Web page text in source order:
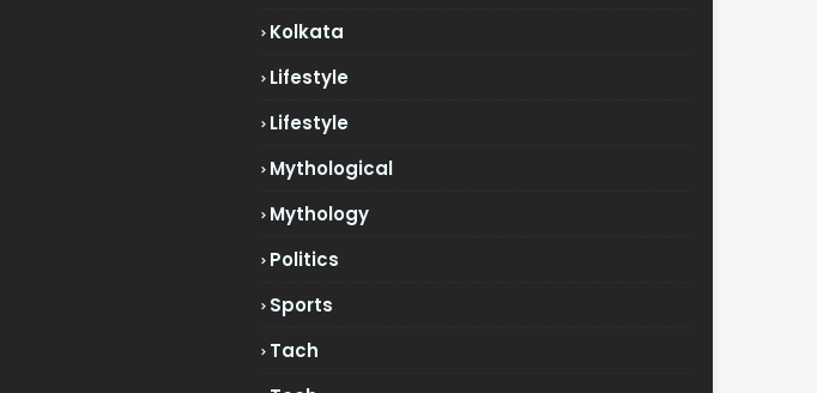
Kolkata
Lifestyle
Lifestyle
Mythological
Mythology
Politics
Sports
Tach